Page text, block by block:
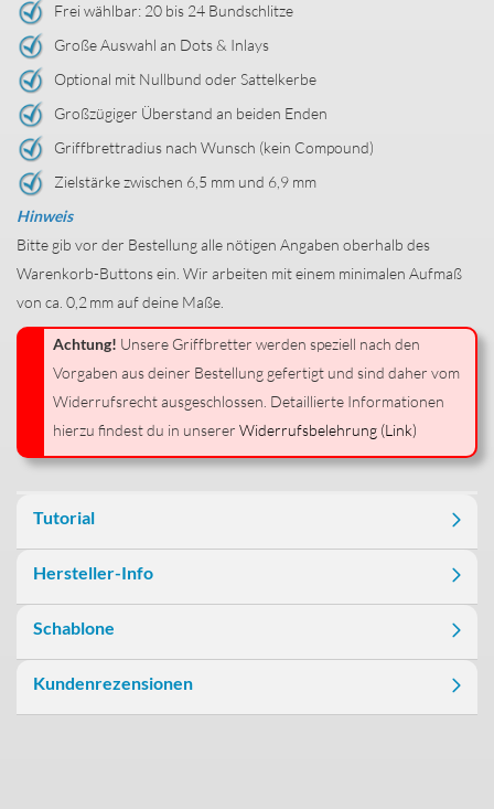
Frei wählbar: 20 bis 24 Bundschlitze
Große Auswahl an Dots & Inlays
Optional mit Nullbund oder Sattelkerbe
Großzügiger Überstand an beiden Enden
Griffbrettradius nach Wunsch (kein Compound)
Zielstärke zwischen 6,5 mm und 6,9 mm
Hinweis
Bitte gib vor der Bestellung alle nötigen Angaben oberhalb des
Warenkorb-Buttons ein. Wir arbeiten mit einem minimalen Aufmaß
von ca. 0,2 mm auf deine Maße.
Achtung! Unsere Griffbretter werden speziell nach den
Vorgaben aus deiner Bestellung gefertigt und sind daher vom
Widerrufsrecht ausgeschlossen. Detaillierte Informationen
hierzu findest du in unserer Widerrufsbelehrung (Link)
Tutorial
Hersteller-Info
Schablone
Kundenrezensionen